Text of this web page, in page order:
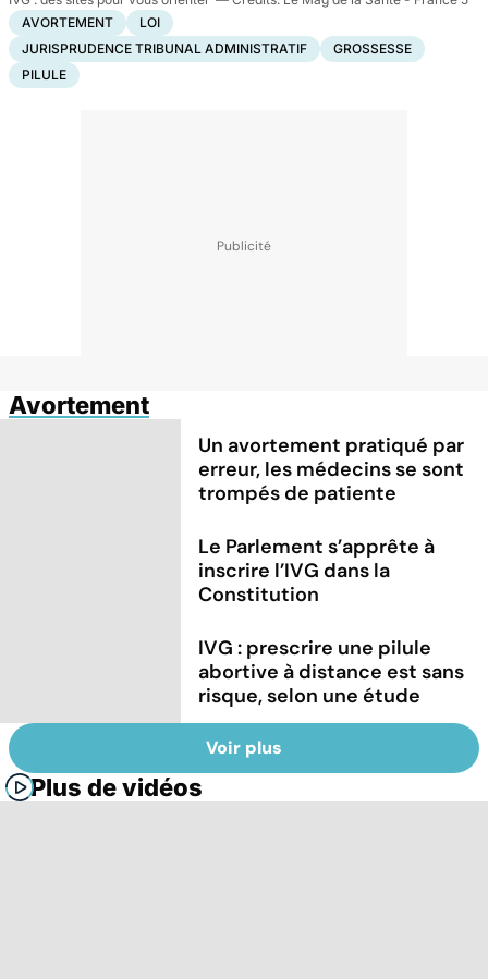
AVORTEMENT
LOI
JURISPRUDENCE TRIBUNAL ADMINISTRATIF
GROSSESSE
PILULE
Avortement
Un avortement pratiqué par
erreur, les médecins se sont
trompés de patiente
Le Parlement s’apprête à
inscrire l’IVG dans la
Constitution
IVG : prescrire une pilule
abortive à distance est sans
risque, selon une étude
Voir plus
Plus de vidéos